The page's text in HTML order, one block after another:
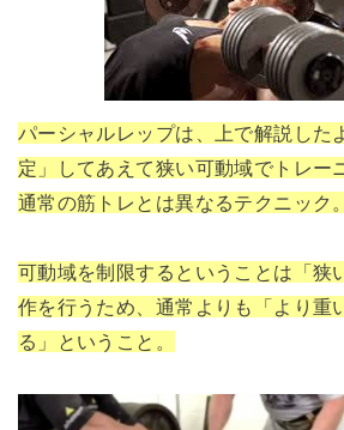
パーシャルレップは、上で解説した
定」してあえて狭い可動域でトレー
通常の筋トレとは異なるテクニック。
可動域を制限するということは「狭
作を行うため、通常よりも「より重
る」ということ。